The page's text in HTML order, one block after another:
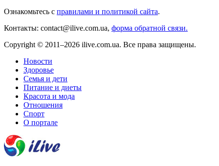
Ознакомьтесь с правилами и политикой сайта.
Контакты: contact@ilive.com.ua, форма обратной связи.
Copyright © 2011–2026 ilive.com.ua. Все права защищены.
Новости
Здоровье
Семья и дети
Питание и диеты
Красота и мода
Отношения
Спорт
О портале